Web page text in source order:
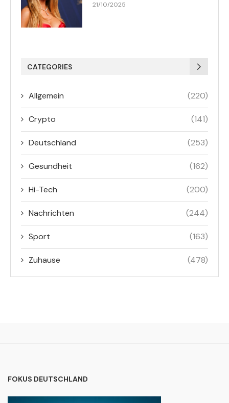
21/10/2025
CATEGORIES
Allgemein (220)
Crypto (141)
Deutschland (253)
Gesundheit (162)
Hi-Tech (200)
Nachrichten (244)
Sport (163)
Zuhause (478)
FOKUS DEUTSCHLAND